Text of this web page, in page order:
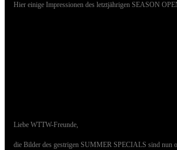
Hier einige Impressionen des letztjährigen SEASON
Liebe WTTW-Freunde,
die Bilder des gestrigen SUMMER SPECIALS sind nun